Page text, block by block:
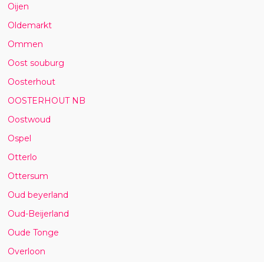
Oijen
Oldemarkt
Ommen
Oost souburg
Oosterhout
OOSTERHOUT NB
Oostwoud
Ospel
Otterlo
Ottersum
Oud beyerland
Oud-Beijerland
Oude Tonge
Overloon